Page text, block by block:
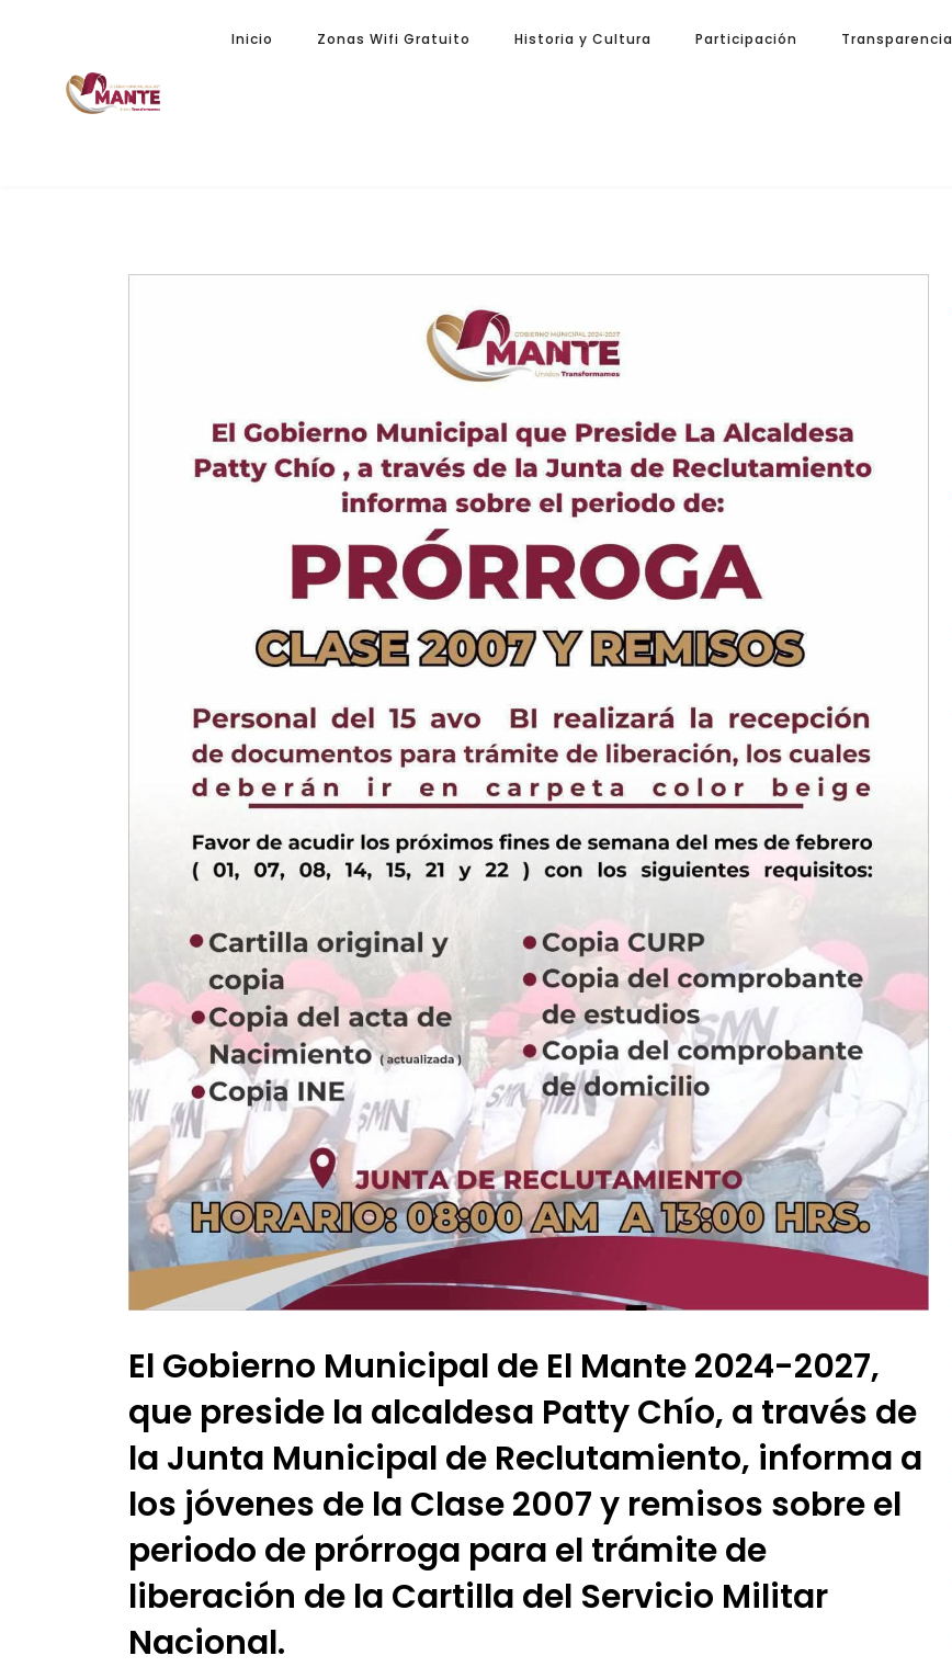
Inicio Zonas Wifi Gratuito Historia y Cultura Participación Transparencia
El Gobierno Municipal de El Mante 2024-2027,
que preside la alcaldesa Patty Chío, a través de
la Junta Municipal de Reclutamiento, informa a
los jóvenes de la Clase 2007 y remisos sobre el
periodo de prórroga para el trámite de
liberación de la Cartilla del Servicio Militar
Nacional.